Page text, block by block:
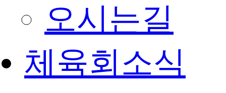
오시는길
체육회소식